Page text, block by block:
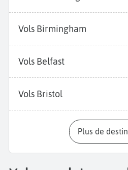
Vols Birmingham
Vols Belfast
Vols Bristol
Plus de